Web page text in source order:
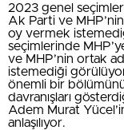
2023 genel
Ak Parti ve
oy vermek
seçimlerinde
ve MHP’nin ortak
istemediği
önemli bir
davranışları
Adem Murat
anlaşılıyor.